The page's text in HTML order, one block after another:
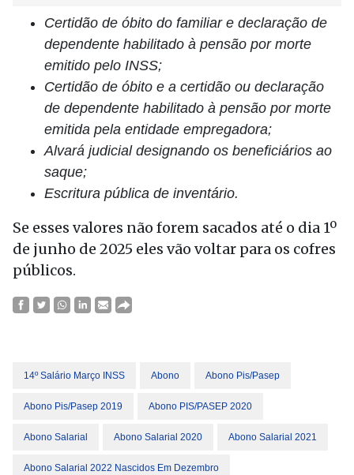
Certidão de óbito do familiar e declaração de
dependente habilitado à pensão por morte
emitido pelo INSS;
Certidão de óbito e a certidão ou declaração
de dependente habilitado à pensão por morte
emitida pela entidade empregadora;
Alvará judicial designando os beneficiários ao
saque;
Escritura pública de inventário.
Se esses valores não forem sacados até o dia 1º
de junho de 2025 eles vão voltar para os cofres
públicos.
14º Salário Março INSS Abono Abono Pis/pasep
Abono Pis/pasep 2019 Abono PIS/PASEP 2020
Abono Salarial Abono Salarial 2020 Abono Salarial 2021
Abono Salarial 2022 Nascidos Em Dezembro